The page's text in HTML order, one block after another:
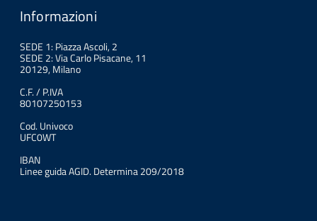
Informazioni
SEDE 1: Piazza Ascoli, 2
SEDE 2: Via Carlo Pisacane, 11
20129, Milano
C.F. / P.IVA
80107250153
Cod. Univoco
UFC0WT
IBAN
Linee guida AGID. Determina 209/2018